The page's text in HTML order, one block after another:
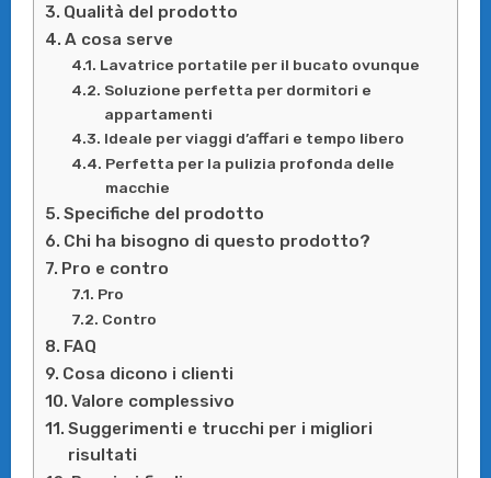
Qualità del prodotto
A cosa serve
Lavatrice portatile per il bucato ovunque
Soluzione perfetta per dormitori e
appartamenti
Ideale per viaggi d’affari e tempo libero
Perfetta per la pulizia profonda delle
macchie
Specifiche del prodotto
Chi ha bisogno di questo prodotto?
Pro e contro
Pro
Contro
FAQ
Cosa dicono i clienti
Valore complessivo
Suggerimenti e trucchi per i migliori
risultati